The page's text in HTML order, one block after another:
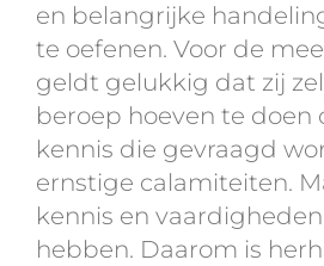
en belangrijke
te oefenen. Voor de
geldt gelukkig dat zij
beroep hoeven te doen
kennis die gevraagd
ernstige calamiteiten.
kennis en
hebben. Daarom is